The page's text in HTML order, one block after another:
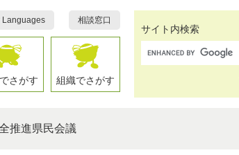
Languages 相談窓口
さがす 組織でさがす
サイト内検索
推進県民会議